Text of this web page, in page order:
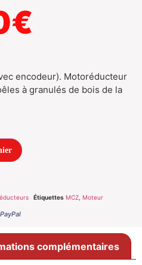
€
encodeur). Motoréducteur
à granulés de bois de la
Étiquettes MCZ Moteur
complémentaires